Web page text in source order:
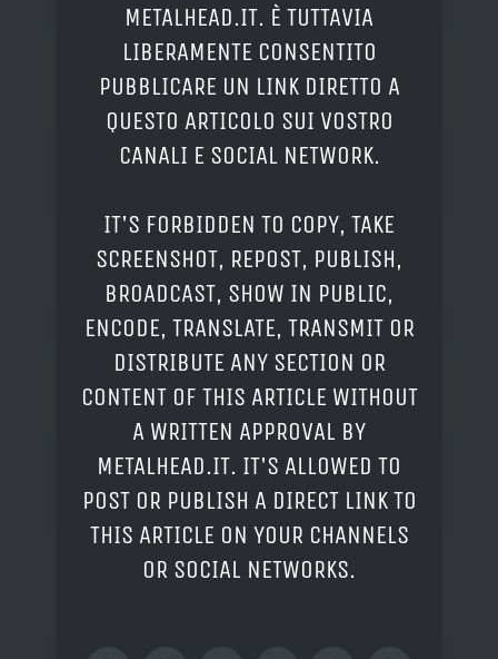
METALHEAD.IT. È TUTTAVIA
LIBERAMENTE CONSENTITO
PUBBLICARE UN LINK DIRETTO A
QUESTO ARTICOLO SUI VOSTRO
CANALI E SOCIAL NETWORK.
IT'S FORBIDDEN TO COPY, TAKE
SCREENSHOT, REPOST, PUBLISH,
BROADCAST, SHOW IN PUBLIC,
ENCODE, TRANSLATE, TRANSMIT OR
DISTRIBUTE ANY SECTION OR
CONTENT OF THIS ARTICLE WITHOUT
A WRITTEN APPROVAL BY
METALHEAD.IT. IT'S ALLOWED TO
POST OR PUBLISH A DIRECT LINK TO
THIS ARTICLE ON YOUR CHANNELS
OR SOCIAL NETWORKS.